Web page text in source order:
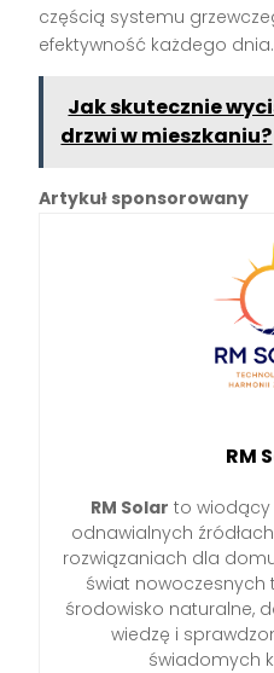
częścią systemu
efektywność każdego dnia.
Jak skutecznie
drzwi w mieszkaniu?
Artykuł sponsorowany
RM
RM Solar to
odnawialnych
rozwiązaniach dla
świat nowoczesnych
środowisko naturalne,
wiedzę i
świadomych